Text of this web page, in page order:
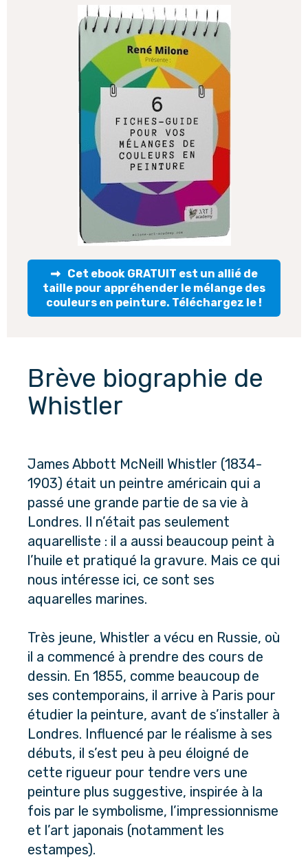
Cet ebook GRATUIT est un allié de
taille pour appréhender le mélange des
couleurs en peinture. Téléchargez le !
Brève biographie de
Whistler
James Abbott McNeill Whistler (1834-
1903) était un peintre américain qui a
passé une grande partie de sa vie à
Londres. Il n’était pas seulement
aquarelliste : il a aussi beaucoup peint à
l’huile et pratiqué la gravure. Mais ce qui
nous intéresse ici, ce sont ses
aquarelles marines.
Très jeune, Whistler a vécu en Russie, où
il a commencé à prendre des cours de
dessin. En 1855, comme beaucoup de
ses contemporains, il arrive à Paris pour
étudier la peinture, avant de s’installer à
Londres. Influencé par le réalisme à ses
débuts, il s’est peu à peu éloigné de
cette rigueur pour tendre vers une
peinture plus suggestive, inspirée à la
fois par le symbolisme, l’impressionnisme
et l’art japonais (notamment les
estampes).